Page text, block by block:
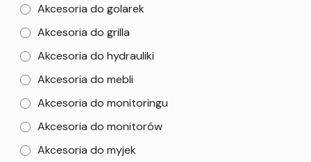
Akcesoria do golarek
Akcesoria do grilla
Akcesoria do hydrauliki
Akcesoria do mebli
Akcesoria do monitoringu
Akcesoria do monitorów
Akcesoria do myjek